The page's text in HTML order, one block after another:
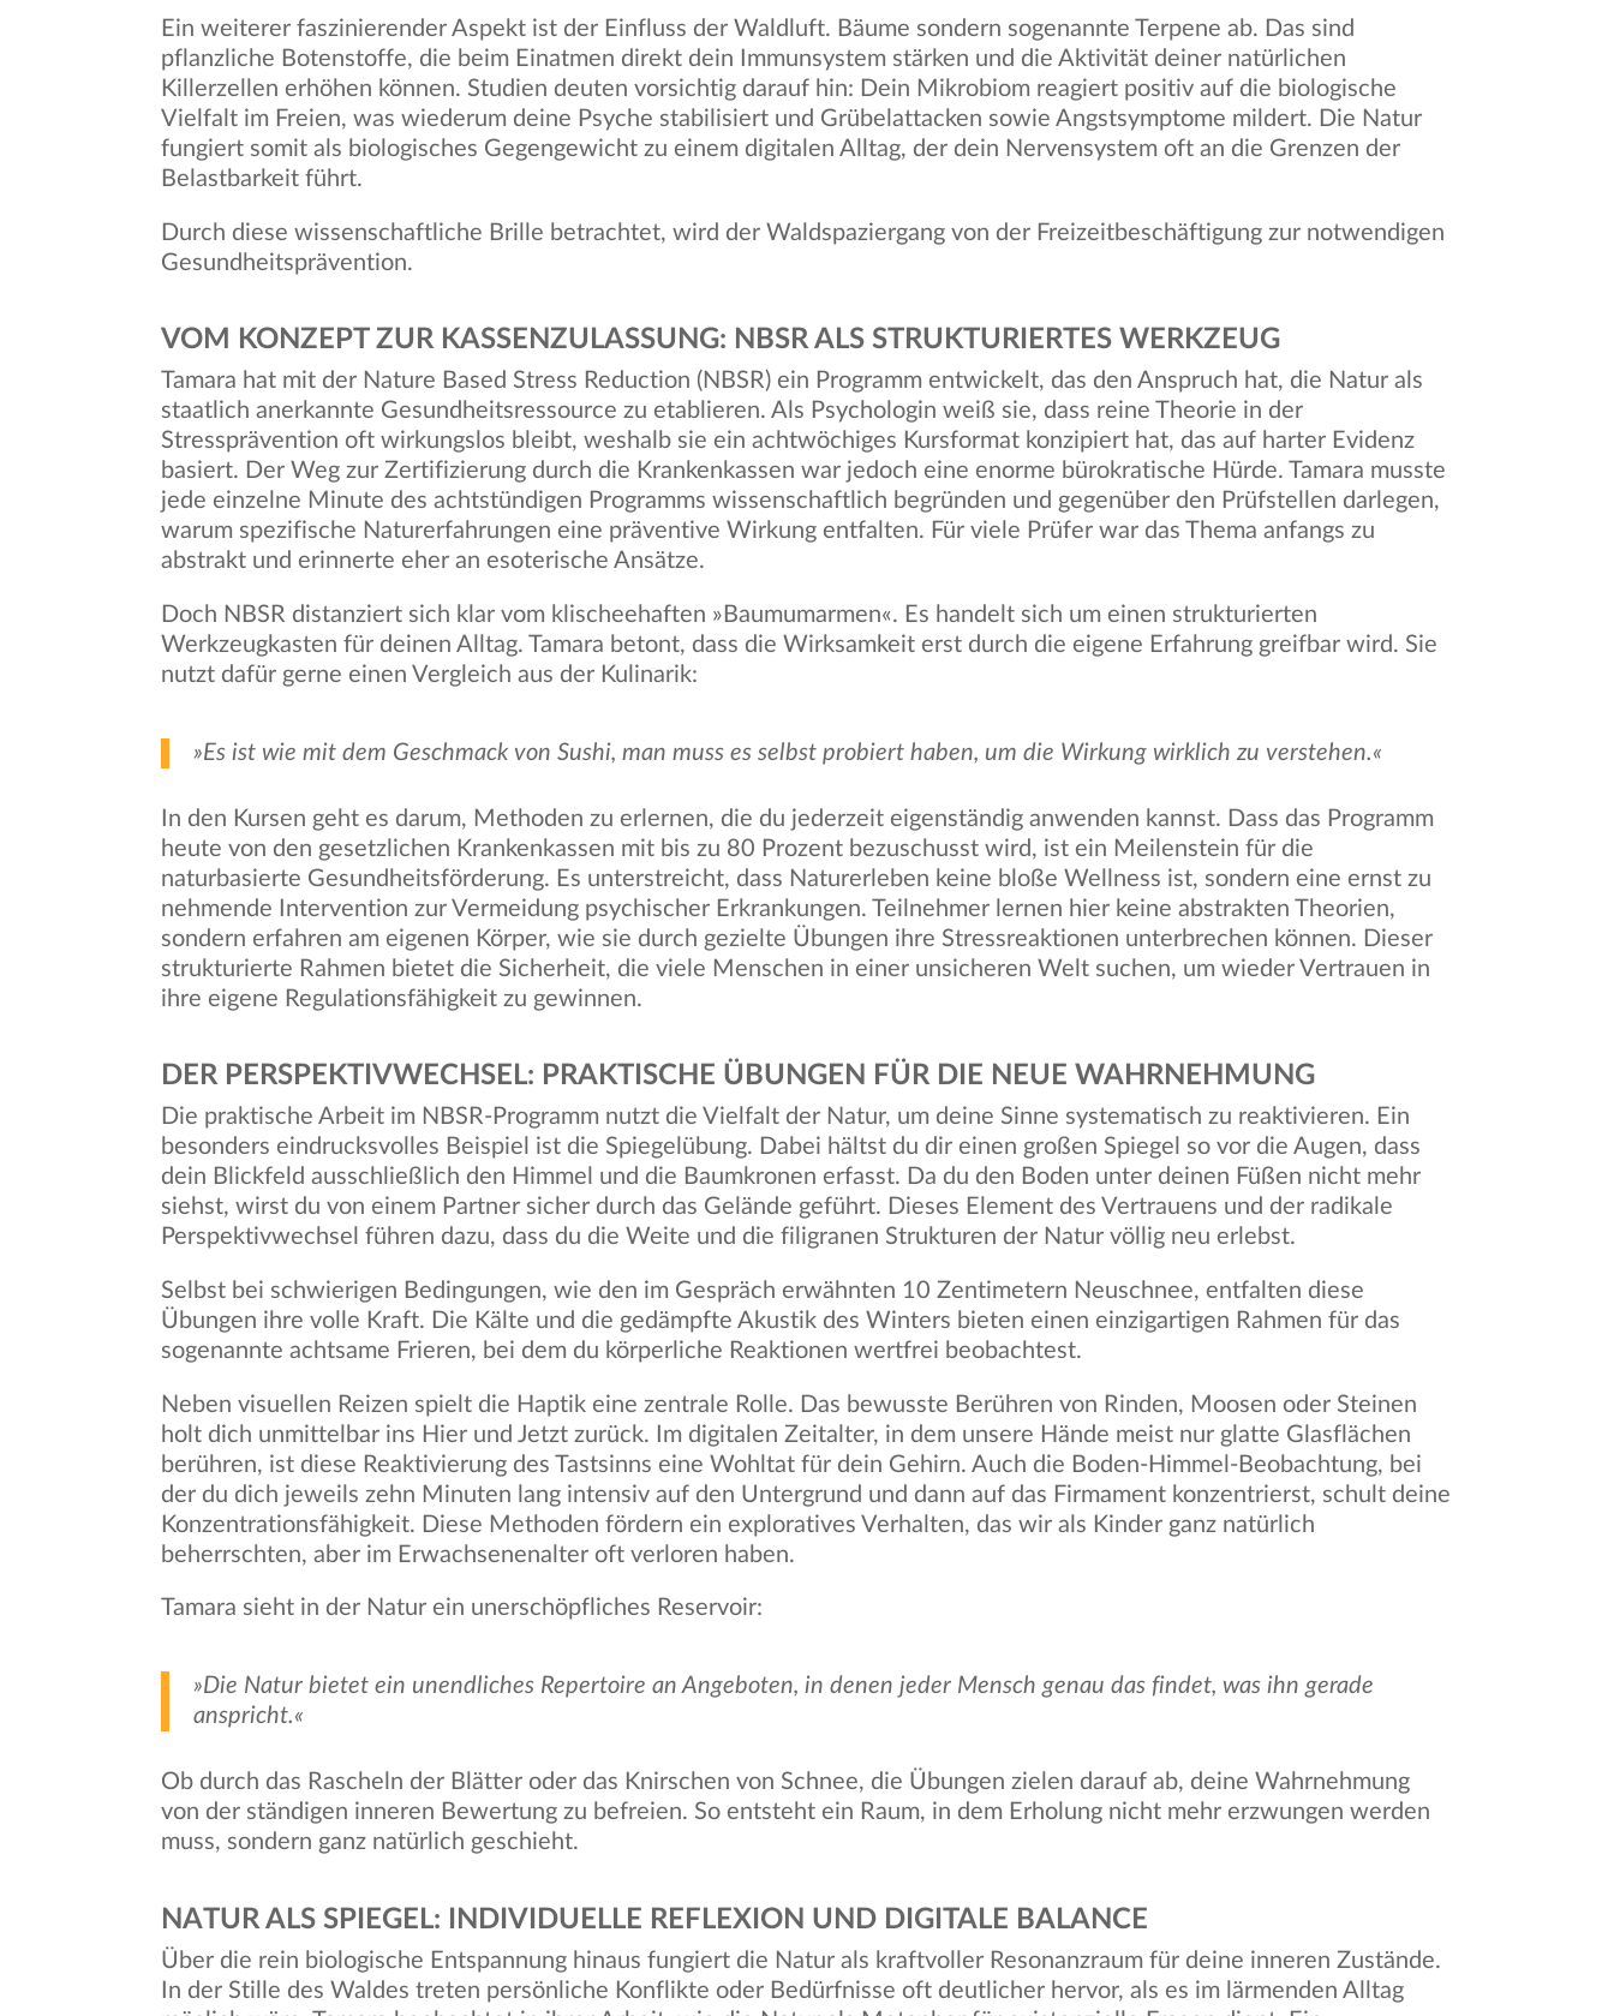
Ein weiterer faszinierender Aspekt ist der Einfluss der Waldluft. Bäume sondern sogenannte Terpene ab. Das sind
pflanzliche Botenstoffe, die beim Einatmen direkt dein Immunsystem stärken und die Aktivität deiner natürlichen
Killerzellen erhöhen können. Studien deuten vorsichtig darauf hin: Dein Mikrobiom reagiert positiv auf die biologische
Vielfalt im Freien, was wiederum deine Psyche stabilisiert und Grübelattacken sowie Angstsymptome mildert. Die Natur
fungiert somit als biologisches Gegengewicht zu einem digitalen Alltag, der dein Nervensystem oft an die Grenzen der
Belastbarkeit führt.
Durch diese wissenschaftliche Brille betrachtet, wird der Waldspaziergang von der Freizeitbeschäftigung zur notwendigen
Gesundheitsprävention.
VOM KONZEPT ZUR KASSENZULASSUNG: NBSR ALS STRUKTURIERTES WERKZEUG
Tamara hat mit der Nature Based Stress Reduction (NBSR) ein Programm entwickelt, das den Anspruch hat, die Natur als
staatlich anerkannte Gesundheitsressource zu etablieren. Als Psychologin weiß sie, dass reine Theorie in der
Stressprävention oft wirkungslos bleibt, weshalb sie ein achtwöchiges Kursformat konzipiert hat, das auf harter Evidenz
basiert. Der Weg zur Zertifizierung durch die Krankenkassen war jedoch eine enorme bürokratische Hürde. Tamara musste
jede einzelne Minute des achtstündigen Programms wissenschaftlich begründen und gegenüber den Prüfstellen darlegen,
warum spezifische Naturerfahrungen eine präventive Wirkung entfalten. Für viele Prüfer war das Thema anfangs zu
abstrakt und erinnerte eher an esoterische Ansätze.
Doch NBSR distanziert sich klar vom klischeehaften »Baumumarmen«. Es handelt sich um einen strukturierten
Werkzeugkasten für deinen Alltag. Tamara betont, dass die Wirksamkeit erst durch die eigene Erfahrung greifbar wird. Sie
nutzt dafür gerne einen Vergleich aus der Kulinarik:
»Es ist wie mit dem Geschmack von Sushi, man muss es selbst probiert haben, um die Wirkung wirklich zu verstehen.«
In den Kursen geht es darum, Methoden zu erlernen, die du jederzeit eigenständig anwenden kannst. Dass das Programm
heute von den gesetzlichen Krankenkassen mit bis zu 80 Prozent bezuschusst wird, ist ein Meilenstein für die
naturbasierte Gesundheitsförderung. Es unterstreicht, dass Naturerleben keine bloße Wellness ist, sondern eine ernst zu
nehmende Intervention zur Vermeidung psychischer Erkrankungen. Teilnehmer lernen hier keine abstrakten Theorien,
sondern erfahren am eigenen Körper, wie sie durch gezielte Übungen ihre Stressreaktionen unterbrechen können. Dieser
strukturierte Rahmen bietet die Sicherheit, die viele Menschen in einer unsicheren Welt suchen, um wieder Vertrauen in
ihre eigene Regulationsfähigkeit zu gewinnen.
DER PERSPEKTIVWECHSEL: PRAKTISCHE ÜBUNGEN FÜR DIE NEUE WAHRNEHMUNG
Die praktische Arbeit im NBSR-Programm nutzt die Vielfalt der Natur, um deine Sinne systematisch zu reaktivieren. Ein
besonders eindrucksvolles Beispiel ist die Spiegelübung. Dabei hältst du dir einen großen Spiegel so vor die Augen, dass
dein Blickfeld ausschließlich den Himmel und die Baumkronen erfasst. Da du den Boden unter deinen Füßen nicht mehr
siehst, wirst du von einem Partner sicher durch das Gelände geführt. Dieses Element des Vertrauens und der radikale
Perspektivwechsel führen dazu, dass du die Weite und die filigranen Strukturen der Natur völlig neu erlebst.
Selbst bei schwierigen Bedingungen, wie den im Gespräch erwähnten 10 Zentimetern Neuschnee, entfalten diese
Übungen ihre volle Kraft. Die Kälte und die gedämpfte Akustik des Winters bieten einen einzigartigen Rahmen für das
sogenannte achtsame Frieren, bei dem du körperliche Reaktionen wertfrei beobachtest.
Neben visuellen Reizen spielt die Haptik eine zentrale Rolle. Das bewusste Berühren von Rinden, Moosen oder Steinen
holt dich unmittelbar ins Hier und Jetzt zurück. Im digitalen Zeitalter, in dem unsere Hände meist nur glatte Glasflächen
berühren, ist diese Reaktivierung des Tastsinns eine Wohltat für dein Gehirn. Auch die Boden-Himmel-Beobachtung, bei
der du dich jeweils zehn Minuten lang intensiv auf den Untergrund und dann auf das Firmament konzentrierst, schult deine
Konzentrationsfähigkeit. Diese Methoden fördern ein exploratives Verhalten, das wir als Kinder ganz natürlich
beherrschten, aber im Erwachsenenalter oft verloren haben.
Tamara sieht in der Natur ein unerschöpfliches Reservoir:
»Die Natur bietet ein unendliches Repertoire an Angeboten, in denen jeder Mensch genau das findet, was ihn gerade
anspricht.«
Ob durch das Rascheln der Blätter oder das Knirschen von Schnee, die Übungen zielen darauf ab, deine Wahrnehmung
von der ständigen inneren Bewertung zu befreien. So entsteht ein Raum, in dem Erholung nicht mehr erzwungen werden
muss, sondern ganz natürlich geschieht.
NATUR ALS SPIEGEL: INDIVIDUELLE REFLEXION UND DIGITALE BALANCE
Über die rein biologische Entspannung hinaus fungiert die Natur als kraftvoller Resonanzraum für deine inneren Zustände.
In der Stille des Waldes treten persönliche Konflikte oder Bedürfnisse oft deutlicher hervor, als es im lärmenden Alltag